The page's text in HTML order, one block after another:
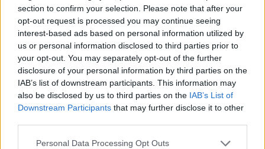
section to confirm your selection. Please note that after your
opt-out request is processed you may continue seeing
interest-based ads based on personal information utilized by
us or personal information disclosed to third parties prior to
your opt-out. You may separately opt-out of the further
disclosure of your personal information by third parties on the
IAB’s list of downstream participants. This information may
also be disclosed by us to third parties on the IAB’s List of
Downstream Participants that may further disclose it to other
Please note that this website/app uses one or more Google
Personal Data Processing Opt Outs
oldjátok meg, hogy az kerüljön a papírra, amit te
elképzelsz, hiszen a rajzoló mindenképp a saját
stílusán keresztül szűri át a látványvilágot ?
- Fontos, hogy ez a képregény mindenképpen
csapatmunkában készült, és ez jó lecke volt
mindannyiunknak. Voltak erős képek, amiket
mindenképpen szerettem volna, hogy úgy legyen,
ahogy elképzeltük, és végül így is lett. Az
akciójelenetekben pedig Brazil kapott teljesen
szabad kezet, azt nem is akartam leírni, mert nem is
nagyon lehetett volna. Csak annyit, honnan indul az